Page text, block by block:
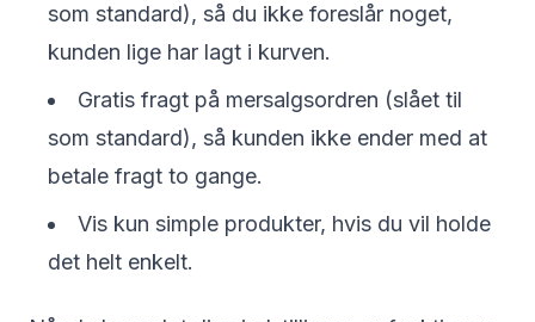
som standard), så du ikke foreslår noget,
kunden lige har lagt i kurven.
Gratis fragt på mersalgsordren (slået til
som standard), så kunden ikke ender med at
betale fragt to gange.
Vis kun simple produkter, hvis du vil holde
det helt enkelt.